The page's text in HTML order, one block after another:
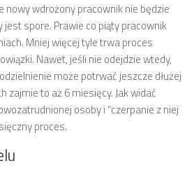
nowy wdrożony pracownik nie będzie
jest spore. Prawie co piąty pracownik
Mniej więcej tyle trwa proces
Nawet, jeśli nie odejdzie wtedy,
może potrwać jeszcze dłużej
zajmie to aż 6 miesięcy. Jak widać
osoby i “czerpanie z niej
proces.